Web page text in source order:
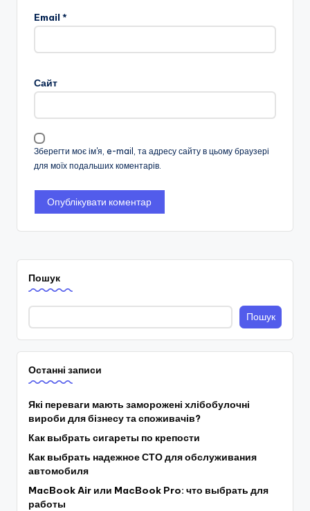
Email *
Сайт
Зберегти моє ім'я, e-mail, та адресу сайту в цьому браузері
для моїх подальших коментарів.
Пошук
Пошук
Останні записи
Які переваги мають заморожені хлібобулочні
вироби для бізнесу та споживачів?
Как выбрать сигареты по крепости
Как выбрать надежное СТО для обслуживания
автомобиля
MacBook Air или MacBook Pro: что выбрать для
работы